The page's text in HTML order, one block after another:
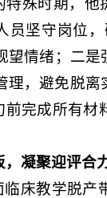
殊时期，他
坚守岗位
情绪；二
，避免脱
完成所有材
，凝聚迎评合
床教学脱产